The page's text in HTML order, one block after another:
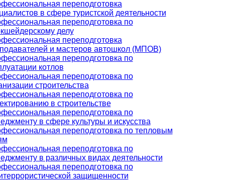
переподготовка
в сфере туристской деятельности
переподготовка по
делу
переподготовка
и мастеров автошкол (МПОВ)
переподготовка по
котлов
переподготовка по
строительства
переподготовка по
в строительстве
переподготовка по
в сфере культуры и искусства
переподготовка по тепловым
переподготовка по
в различных видах деятельности
переподготовка по
защищенности